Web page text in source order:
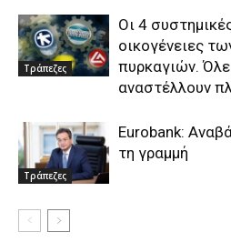
Τράπεζες
Οι 4
οικογένειες
πυρκαγιών.
αναστέλλουν
Τράπεζες
Eurobank:
τη γραμμή